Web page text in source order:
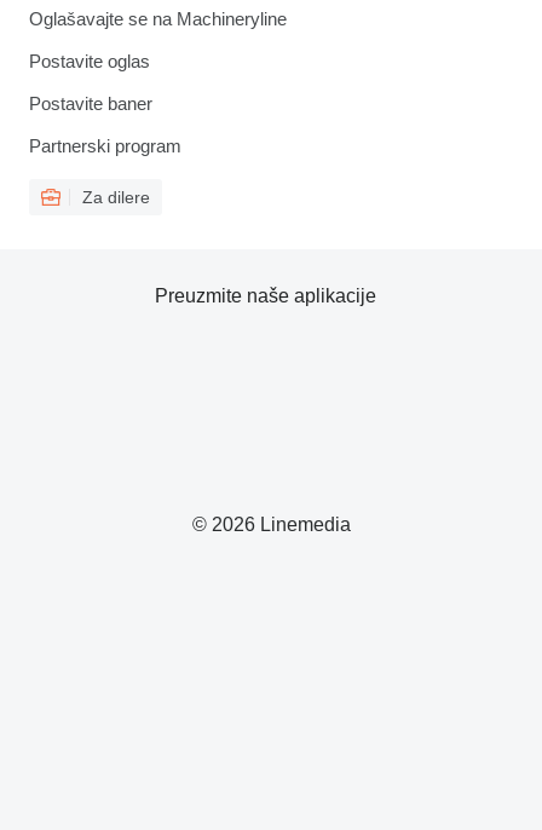
Oglašavajte se na Machineryline
Postavite oglas
Postavite baner
Partnerski program
Za dilere
© 2026 Linemedia
Preuzmite naše aplikacije